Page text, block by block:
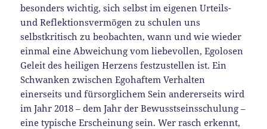
besonders wichtig, sich selbst im eigenen Urteils-
und Reflektionsvermögen zu schulen uns
selbstkritisch zu beobachten, wann und wie wieder
einmal eine Abweichung vom liebevollen, Egolosen
Geleit des heiligen Herzens festzustellen ist. Ein
Schwanken zwischen Egohaftem Verhalten
einerseits und fürsorglichem Sein andererseits wird
im Jahr 2018 – dem Jahr der Bewusstseinsschulung –
eine typische Erscheinung sein. Wer rasch erkennt,